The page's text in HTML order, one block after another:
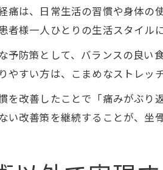
痛は、日常生活の習慣や身体の
者様一人ひとりの生活スタイル
予防策として、バランスの良い
やすい方は、こまめなストレッ
を改善したことで「痛みがぶり
い改善策を継続することが、坐